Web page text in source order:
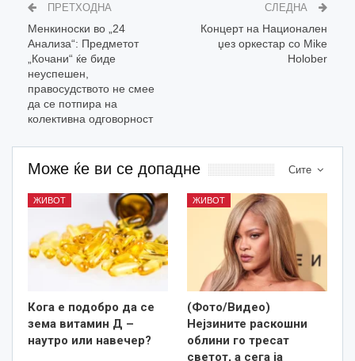
ПРЕТХОДНА
Менкиноски во „24
Анализа“: Предметот
„Кочани“ ќе биде
неуспешен,
правосудството не смее
да се потпира на
колективна одговорност
СЛЕДНА
Концерт на Национален
џез оркестар со Mike
Holober
Сите
Може ќе ви се допадне
ЖИВОТ
Кога е подобро да се
зема витамин Д –
наутро или навечер?
ЖИВОТ
(Фото/Видео)
Нејзините раскошни
облини го тресат
светот, а сега ја